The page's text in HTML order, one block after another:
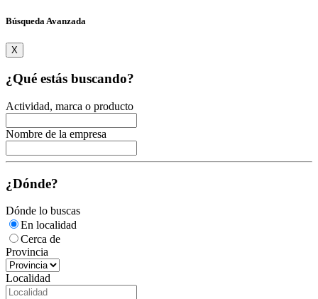
Búsqueda Avanzada
X
¿Qué estás buscando?
Actividad, marca o producto
Nombre de la empresa
¿Dónde?
Dónde lo buscas
En localidad
Cerca de
Provincia
Localidad